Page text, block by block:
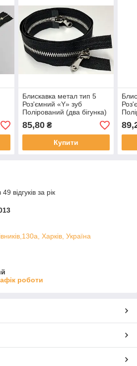
Блискавка метал тип 5
Роз'ємний «Y» зуб
Полірований (два бігунка)
60см
85,80₴
Купити
відгуків за рік
Харків, Україна
роботи